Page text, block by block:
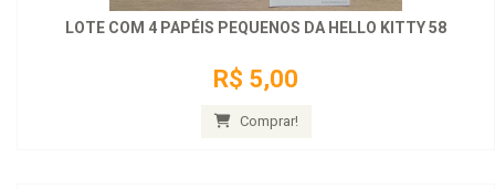
LOTE COM 4 PAPÉIS PEQUENOS DA HELLO KITTY 58
R$ 5,00
Comprar!